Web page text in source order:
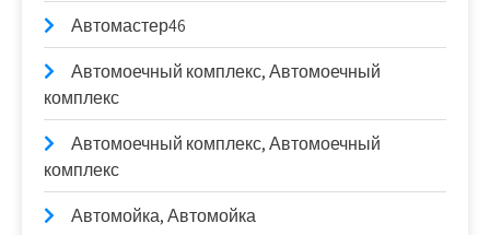
Автомастер46
Автомоечный комплекс, Автомоечный
комплекс
Автомоечный комплекс, Автомоечный
комплекс
Автомойка, Автомойка